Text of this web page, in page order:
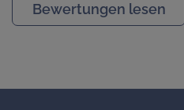
Bewertungen lesen